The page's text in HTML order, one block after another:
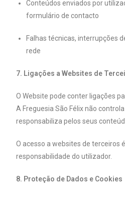
Conteúdos enviados por
formulário de contacto
Falhas técnicas, interrupções
rede
7. Ligações a Websites de
O Website pode conter ligações
A Freguesia São Félix não
responsabiliza pelos seus
O acesso a websites de terceiros
responsabilidade do utilizador.
8. Proteção de Dados e Cookies